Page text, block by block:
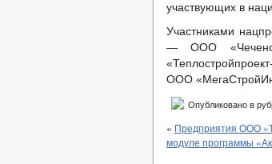
участвующих в
Участниками
— ООО
ООО
Опубликовано в
« Предприятия ООО
модуле программы